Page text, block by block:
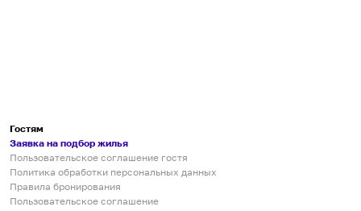
Гостям
Заявка на подбор жилья
Пользовательское соглашение гостя
Политика обработки персональных данных
Правила бронирования
Пользовательское соглашение